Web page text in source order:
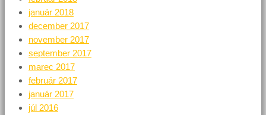
január 2018
december 2017
november 2017
september 2017
marec 2017
február 2017
január 2017
júl 2016